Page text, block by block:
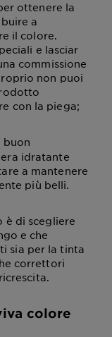
ottenere la
a
il colore.
e lasciar
commissione
non puoi
con la piega;
buon
idratante
a mantenere
più belli.
è di scegliere
e che
sia per la tinta
correttori
colore